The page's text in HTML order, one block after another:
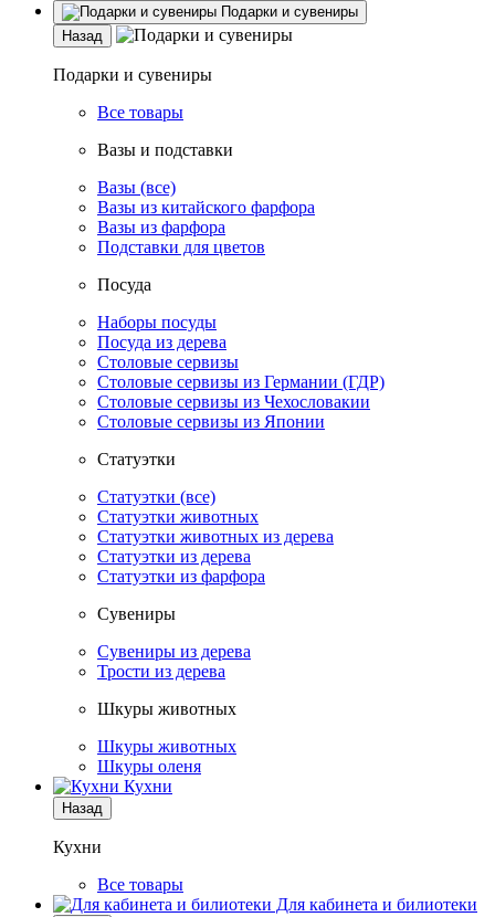
Подарки и сувениры
Назад
Подарки и сувениры
Все товары
Вазы и подставки
Вазы (все)
Вазы из китайского фарфора
Вазы из фарфора
Подставки для цветов
Посуда
Наборы посуды
Посуда из дерева
Столовые сервизы
Столовые сервизы из Германии (ГДР)
Столовые сервизы из Чехословакии
Столовые сервизы из Японии
Статуэтки
Статуэтки (все)
Статуэтки животных
Статуэтки животных из дерева
Статуэтки из дерева
Статуэтки из фарфора
Сувениры
Сувениры из дерева
Трости из дерева
Шкуры животных
Шкуры животных
Шкуры оленя
Кухни
Назад
Кухни
Все товары
Для кабинета и билиотеки